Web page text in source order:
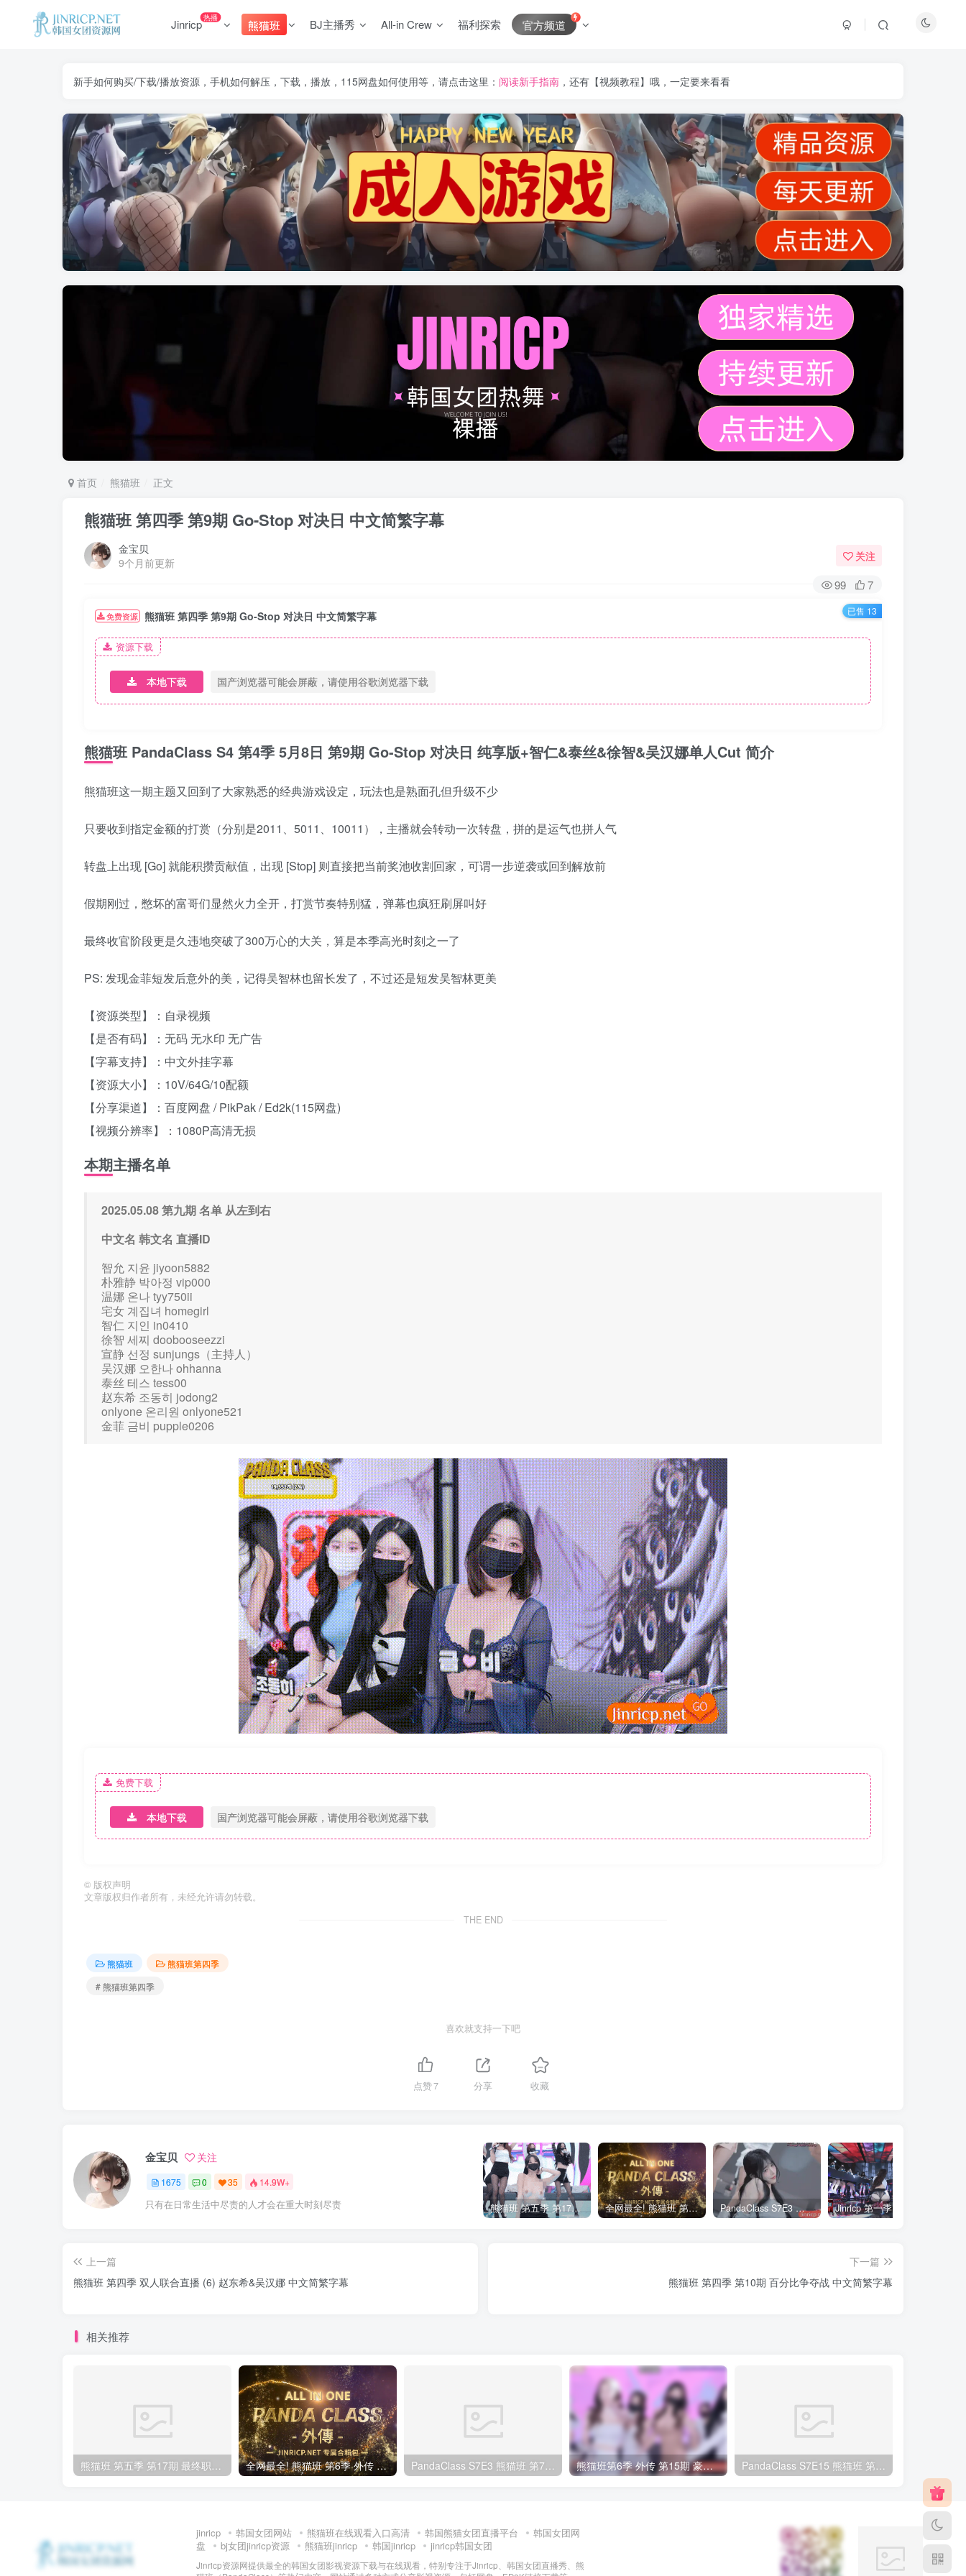
Jinricp热播
熊猫班 BJ主播秀 All-in Crew 福利探索 官方频道
新手如何购买/下载/播放资源，手机如何解压，下载，播放，115网盘如何使用等，请点击这里： 阅读新手指南 ，还有【视频教程】哦，一定要来看看
首页 熊猫班 正文
熊猫班 第四季 第9期 Go-Stop 对决日 中文简繁字幕
金宝贝
9个月前更新
关注
99 7
已售 13
免费资源 熊猫班 第四季 第9期 Go-Stop 对决日 中文简繁字幕
资源下载
本地下载 国产浏览器可能会屏蔽，请使用谷歌浏览器下载
熊猫班 PandaClass S4 第4季 5月8日 第9期 Go-Stop 对决日 纯享版+智仁&泰丝&徐智&吴汉娜单人Cut 简介
熊猫班这一期主题又回到了大家熟悉的经典游戏设定，玩法也是熟面孔但升级不少
只要收到指定金额的打赏（分别是2011、5011、10011），主播就会转动一次转盘，拼的是运气也拼人气
转盘上出现 [Go] 就能积攒贡献值，出现 [Stop] 则直接把当前奖池收割回家，可谓一步逆袭或回到解放前
假期刚过，憋坏的富哥们显然火力全开，打赏节奏特别猛，弹幕也疯狂刷屏叫好
最终收官阶段更是久违地突破了300万心的大关，算是本季高光时刻之一了
PS: 发现金菲短发后意外的美，记得吴智林也留长发了，不过还是短发吴智林更美
【资源类型】：自录视频
【是否有码】：无码 无水印 无广告
【字幕支持】：中文外挂字幕
【资源大小】：10V/64G/10配额
【分享渠道】：百度网盘 / PikPak / Ed2k(115网盘)
【视频分辨率】：1080P高清无损
本期主播名单
2025.05.08 第九期 名单 从左到右
中文名 韩文名 直播ID
智允 지윤 jiyoon5882
朴雅静 박아정 vip000
温娜 온나 tyy750ii
宅女 계집녀 homegirl
智仁 지인 in0410
徐智 세찌 doobooseezzi
宣静 선정 sunjungs（主持人）
吴汉娜 오한나 ohhanna
泰丝 테스 tess00
赵东希 조동히 jodong2
onlyone 온리원 onlyone521
金菲 금비 pupple0206
免费下载
本地下载 国产浏览器可能会屏蔽，请使用谷歌浏览器下载
© 版权声明
文章版权归作者所有，未经允许请勿转载。
THE END
熊猫班
熊猫班第四季
# 熊猫班第四季
喜欢就支持一下吧
点赞7 分享 收藏
金宝贝 关注
1675 0 35 14.9W+
只有在日常生活中尽责的人才会在重大时刻尽责 熊猫班 第五季 第17期 最终职级赛&完结 全网最全! 熊猫班 第6季 外传 SpinOff 全集 All in one 合集版 中英韩简繁字幕外挂版 PandaClass S7E3 熊猫班 第7季 第3期 二十一点日 中英韩简繁字幕
上一篇
熊猫班 第四季 双人联合直播 (6) 赵东希&吴汉娜 中文简繁字幕
下一篇
熊猫班 第四季 第10期 百分比争夺战 中文简繁字幕
相关推荐
熊猫班 第五季 第17期 最终职级赛&完结 全网最全! 熊猫班 第6季 外传 SpinOff 全集 All in one 合集版 中英韩简繁字幕外挂版 PandaClass S7E3 熊猫班 第7季 第3期 二十一点日 中英韩简繁字幕 熊猫班第6季 外传 第15期 豪礼日&完结 中英韩简繁字幕 PandaClass S7E15 熊猫班 第7季 第15期 俄罗斯轮盘 中英韩简繁字幕
jinricp 韩国女团网站 熊猫班在线观看入口高清 韩国熊猫女团直播平台
韩国女团网
盘
bj女团jinricp资源 熊猫班jinricp 韩国jinricp jinricp韩国女团
Jinricp资源网提供最全的韩国女团影视资源下载与在线观看，特别专注于Jinricp、韩国女团直播秀、熊